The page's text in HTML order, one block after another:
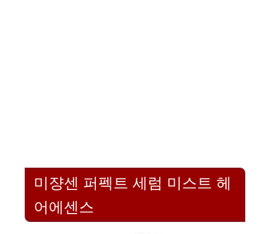
미쟝센 퍼펙트 세럼 미스트 헤
어에센스